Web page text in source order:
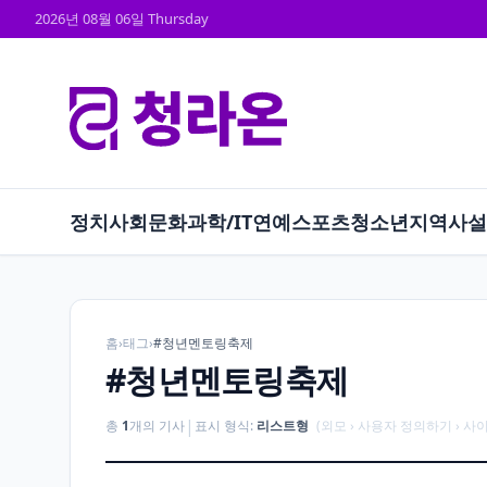
2026년 08월 06일 Thursday
정치사회문화과학/IT연예스포츠청소년지역사
홈›태그›#청년멘토링축제
#청년멘토링축제
총 1개의 기사 | 표시 형식: 리스트형 (외모 › 사용자 정의하기 › 사